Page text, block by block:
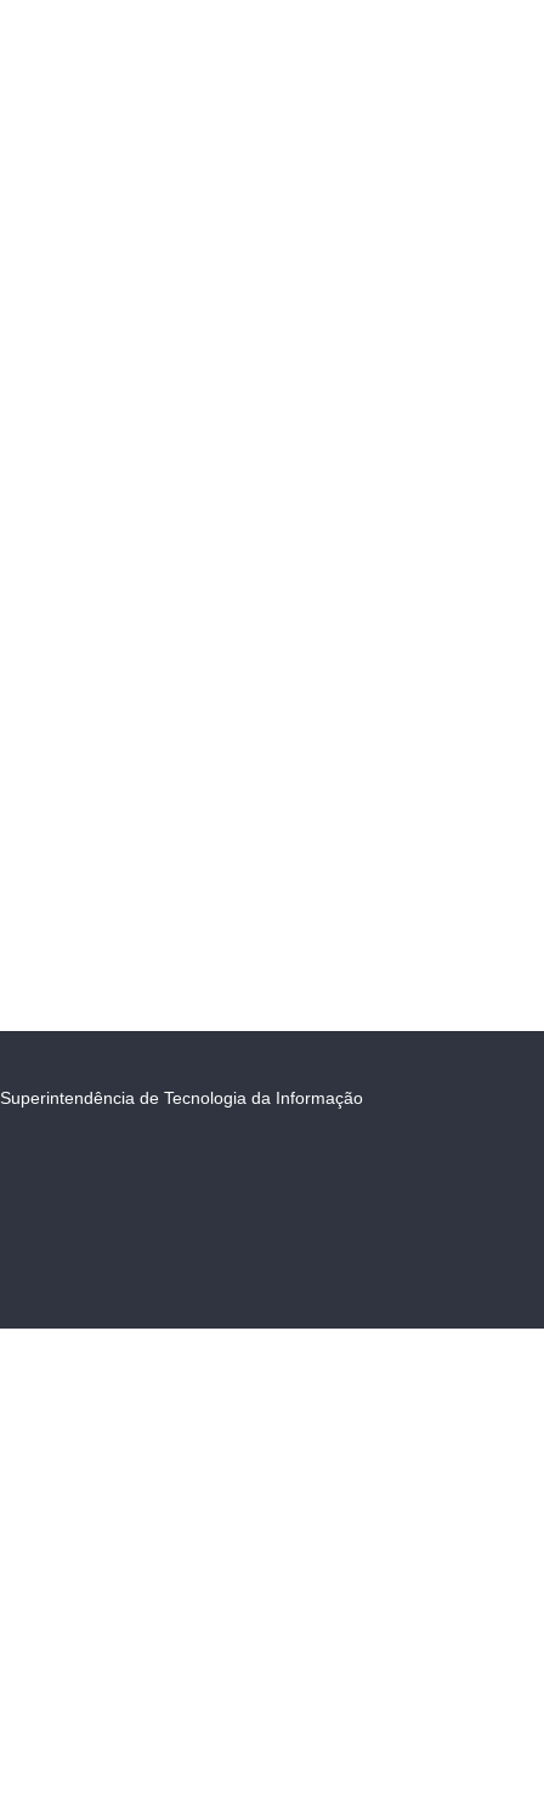
Superintendência de Tecnologia da Informação